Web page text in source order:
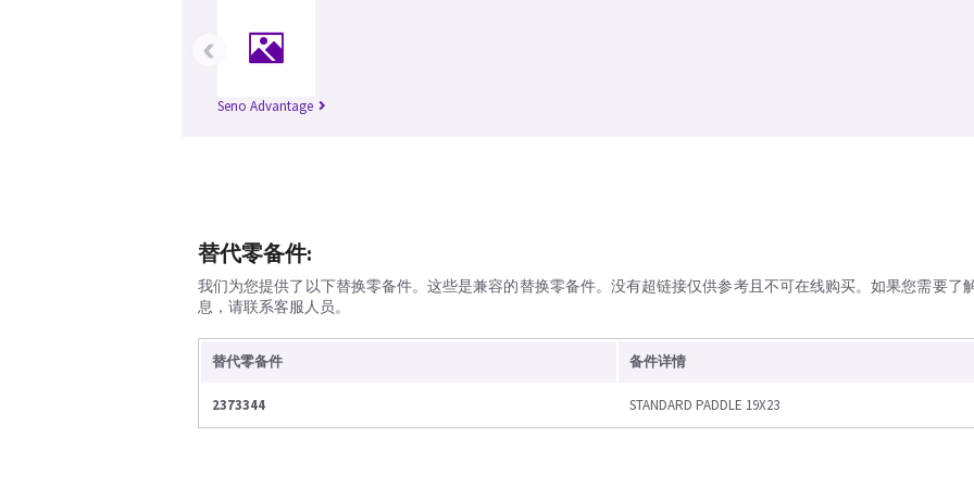
Seno Advantage
‹
替代零备件:
我们为您提供了以下替换零备件。这些是兼容的替换零备件。没有超链接仅供参考且不可在线购买。如果您需要了
息，请联系客服人员。
替代零备件 备件详情
2373344 STANDARD PADDLE 19X23